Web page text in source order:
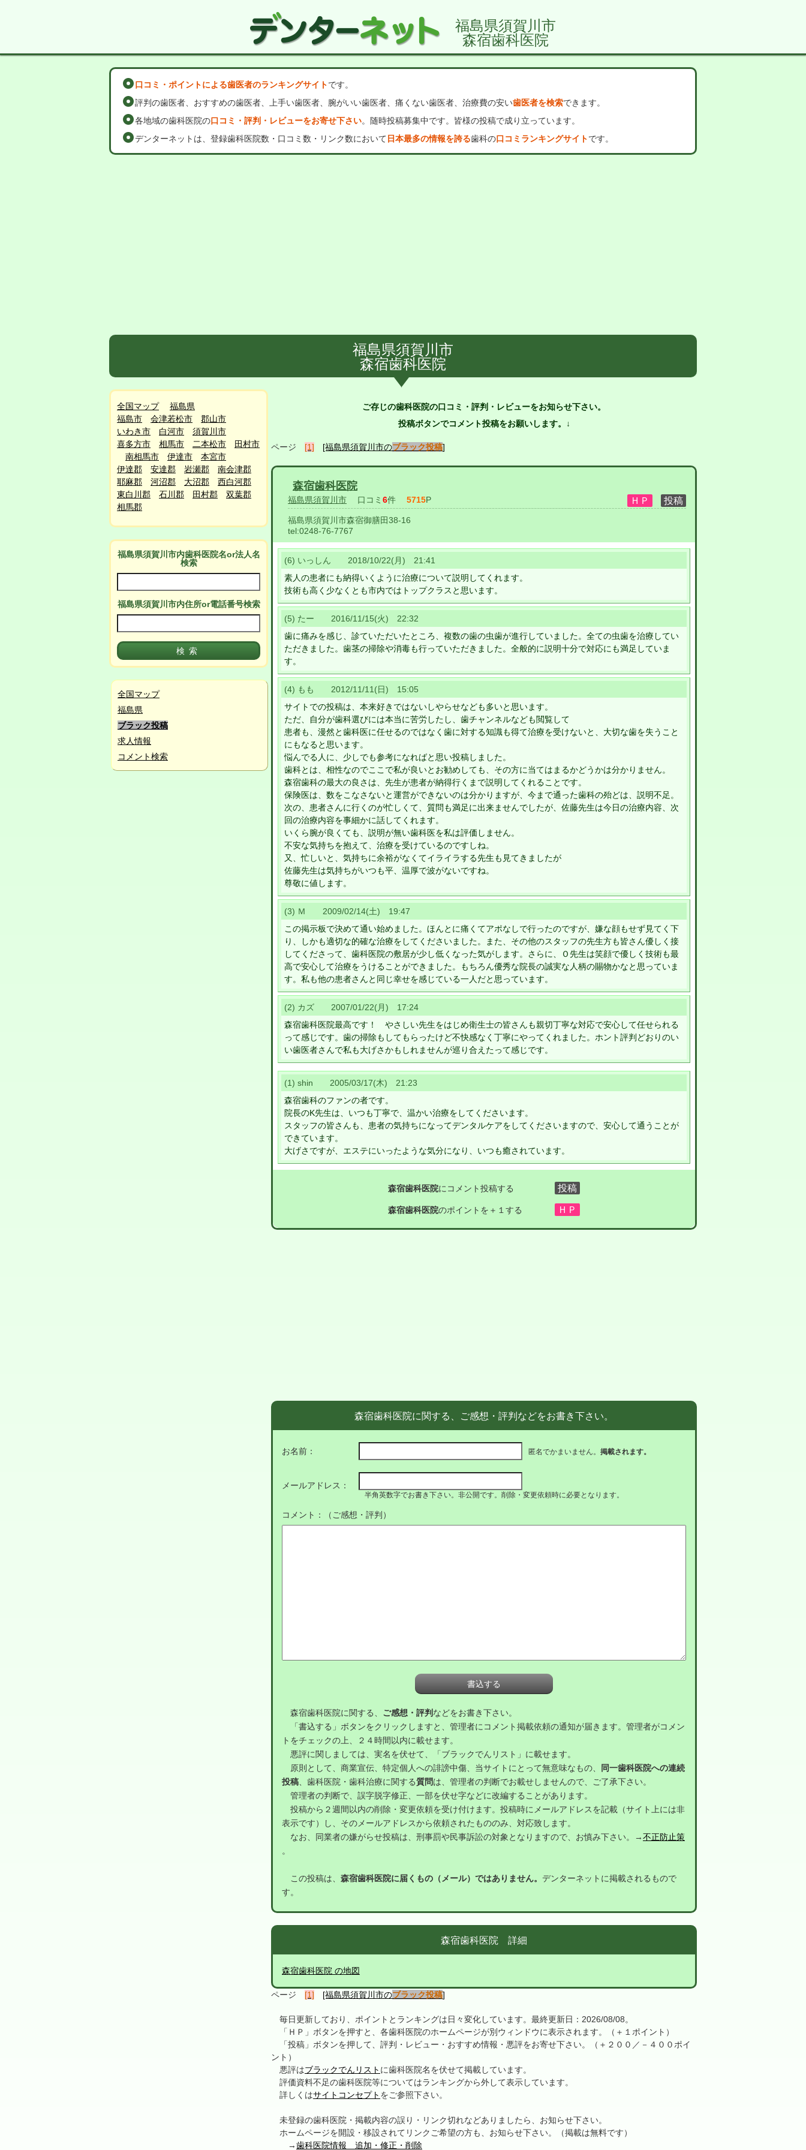
福島県須賀川市
森宿歯科医院
口コミ・ポイントによる歯医者のランキングサイトです。
評判の歯医者、おすすめの歯医者、上手い歯医者、腕がいい歯医者、痛くない歯医者、治療費の安い歯医者を検索できます。
各地域の歯科医院の口コミ・評判・レビューをお寄せ下さい。随時投稿募集中です。皆様の投稿で成り立っています。
デンターネットは、登録歯科医院数・口コミ数・リンク数において 日本最多の情報を誇る歯科の口コミランキングサイトです。
福島県須賀川市
森宿歯科医院
全国マップ
福島県
福島市
会津若松市
郡山市
いわき市
白河市
須賀川市
喜多方市
相馬市 二本松市
田村市
南相馬市
伊達市
本宮市
伊達郡
安達郡 岩瀬郡
南会津郡
耶麻郡
河沼郡 大沼郡
西白河郡
東白川郡
石川郡 田村郡
双葉郡
相馬郡
福島県須賀川市内歯科医院名or法人名
検索
福島県須賀川市内住所or電話番号検索
全国マップ
福島県
ブラック投稿
求人情報
コメント検索
ご存じの歯科医院の口コミ・評判・レビューをお知らせ下さい。
投稿ボタンでコメント投稿をお願いします。↓
ページ [1] [福島県須賀川市のブラック投稿]
森宿歯科医院
福島県須賀川市 口コミ 6件 5715P
福島県須賀川市森宿御膳田38-16
tel:0248-76-7767
(6) いっしん 2018/10/22(月) 21:41
素人の患者にも納得いくように治療について説明してくれます。
技術も高く少なくとも市内ではトップクラスと思います。
(5) たー 2016/11/15(火) 22:32
歯に痛みを感じ、診ていただいたところ、複数の歯の虫歯が進行していました。全ての虫歯を治療してい
ただきました。歯茎の掃除や消毒も行っていただきました。全般的に説明十分で対応にも満足していま
す。
(4) もも 2012/11/11(日) 15:05
サイトでの投稿は、本来好きではないしやらせなども多いと思います。
ただ、自分が歯科選びには本当に苦労したし、歯チャンネルなども閲覧して
患者も、漫然と歯科医に任せるのではなく歯に対する知識も得て治療を受けないと、大切な歯を失うこと
にもなると思います。
悩んでる人に、少しでも参考になればと思い投稿しました。
歯科とは、相性なのでここで私が良いとお勧めしても、その方に当てはまるかどうかは分かりません。
森宿歯科の最大の良さは、先生が患者が納得行くまで説明してくれることです。
保険医は、数をこなさないと運営ができないのは分かりますが、今まで通った歯科の殆どは、説明不足。
次の、患者さんに行くのが忙しくて、質問も満足に出来ませんでしたが、佐藤先生は今日の治療内容、次
回の治療内容を事細かに話してくれます。
いくら腕が良くても、説明が無い歯科医を私は評価しません。
不安な気持ちを抱えて、治療を受けているのですしね。
又、忙しいと、気持ちに余裕がなくてイライラする先生も見てきましたが
佐藤先生は気持ちがいつも平、温厚で波がないですね。
尊敬に値します。
(3) Ｍ 2009/02/14(土) 19:47
この掲示板で決めて通い始めました。ほんとに痛くてアポなしで行ったのですが、嫌な顔もせず見てく下
り、しかも適切な的確な治療をしてくださいました。また、その他のスタッフの先生方も皆さん優しく接
してくださって、歯科医院の敷居が少し低くなった気がします。さらに、Ｏ先生は笑顔で優しく技術も最
高で安心して治療をうけることができました。もちろん優秀な院長の誠実な人柄の賜物かなと思っていま
す。私も他の患者さんと同じ幸せを感じている一人だと思っています。
(2) カズ 2007/01/22(月) 17:24
森宿歯科医院最高です！ やさしい先生をはじめ衛生士の皆さんも親切丁寧な対応で安心して任せられる
って感じです。歯の掃除もしてもらったけど不快感なく丁寧にやってくれました。ホント評判どおりのい
い歯医者さんで私も大げさかもしれませんが巡り合えたって感じです。
(1) shin 2005/03/17(木) 21:23
森宿歯科のファンの者です。
院長のK先生は、いつも丁寧で、温かい治療をしてくださいます。
スタッフの皆さんも、患者の気持ちになってデンタルケアをしてくださいますので、安心して通うことが
できています。
大げさですが、エステにいったような気分になり、いつも癒されています。
森宿歯科医院にコメント投稿する
森宿歯科医院のポイントを＋１する
森宿歯科医院に関する、ご感想・評判などをお書き下さい。
お名前： 匿名でかまいません。 掲載されます。
メールアドレス：
半角英数字でお書き下さい。非公開です。削除・変更依頼時に必要となります。
コメント：（ご感想・評判）
森宿歯科医院に関する、 ご感想・評判 などをお書き下さい。
「書込する」ボタンをクリックしますと、管理者にコメント掲載依頼の通知が届きます。管理者がコメン
トをチェックの上、２４時間以内に載せます。
悪評に関しましては、実名を伏せて、「ブラックでんリスト」に載せます。
原則として、商業宣伝、特定個人への誹謗中傷、当サイトにとって無意味なもの、
同一歯科医院への連続
投稿 、歯科医院・歯科治療に関する質問は、管理者の判断でお載せしませんので、ご了承下さい。
管理者の判断で、誤字脱字修正、一部を伏せ字などに改編することがあります。
投稿から２週間以内の削除・変更依頼を受け付けます。投稿時にメールアドレスを記載（サイト上には非
表示です）し、そのメールアドレスから依頼されたもののみ、対応致します。
なお、同業者の嫌がらせ投稿は、刑事罰や民事訴訟の対象となりますので、お慎み下さい。→不正防止策
。
この投稿は、 森宿歯科医院に届くもの（メール）ではありません。 デンターネットに掲載されるもので
す。
森宿歯科医院 詳細
森宿歯科医院 の地図
ページ [1] [福島県須賀川市のブラック投稿]
毎日更新しており、ポイントとランキングは日々変化しています。最終更新日：2026/08/08。
「ＨＰ」ボタンを押すと、各歯科医院のホームページが別ウィンドウに表示されます。（＋１ポイント）
「投稿」ボタンを押して、評判・レビュー・おすすめ情報・悪評をお寄せ下さい。（＋２００／－４００ポイ
ント）
悪評はブラックでんリスト に歯科医院名を伏せて掲載しています。
評価資料不足の歯科医院等についてはランキングから外して表示しています。
詳しくはサイトコンセプト をご参照下さい。
未登録の歯科医院・掲載内容の誤り・リンク切れなどありましたら、お知らせ下さい。
ホームページを開設・移設されてリンクご希望の方も、お知らせ下さい。（掲載は無料です）
→歯科医院情報 追加・修正・削除